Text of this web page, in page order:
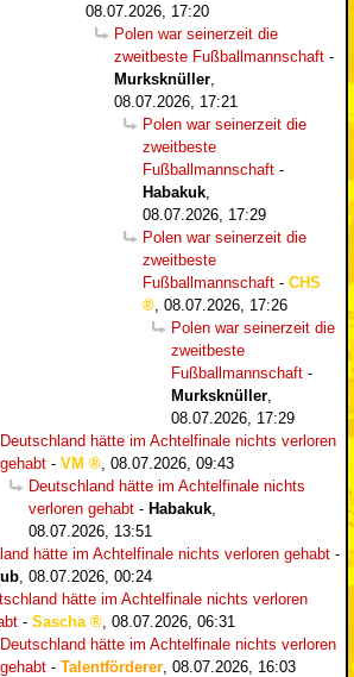
08.07.2026, 17:20
Polen war seinerzeit die
zweitbeste Fußballmannschaft -
Murksknüller
08.07.2026, 17:21
Polen war seinerzeit die
zweitbeste
Fußballmannschaft -
Habakuk
08.07.2026, 17:29
Polen war seinerzeit die
zweitbeste
Fußballmannschaft - CHS
08.07.2026, 17:26
Polen war seinerzeit die
zweitbeste
Fußballmannschaft -
Murksknüller
08.07.2026, 17:29
Deutschland hätte im Achtelfinale nichts verloren
gehabt - VM
08.07.2026, 09:43
Deutschland hätte im Achtelfinale nichts
verloren gehabt - Habakuk
08.07.2026, 13:51
hätte im Achtelfinale nichts verloren gehabt -
08.07.2026, 00:24
hätte im Achtelfinale nichts verloren
- Sascha
08.07.2026, 06:31
Deutschland hätte im Achtelfinale nichts verloren
gehabt - Talentförderer 08.07.2026, 16:03